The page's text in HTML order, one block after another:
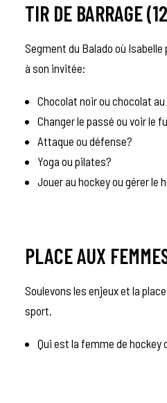
TIR DE BARRAGE
Segment du Balado où
à son invitée:
Chocolat noir ou chocolat
Changer le passé ou voir le
Attaque ou défense?
Yoga ou pilates?
Jouer au hockey ou gérer le
PLACE AUX
Soulevons les enjeux et la
sport.
Qui est la femme de hockey